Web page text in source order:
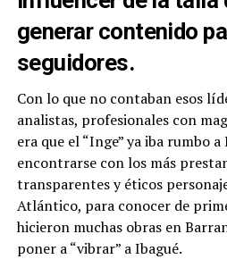
generar contenido
seguidores.
Con lo que no contaban esos
analistas, profesionales con
era que el “Inge” ya iba rumbo
encontrarse con los más
transparentes y éticos
Atlántico, para conocer de
hicieron muchas obras en
poner a “vibrar” a Ibagué.